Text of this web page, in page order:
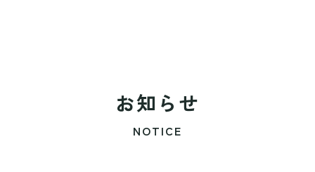
お知らせ
NOTICE